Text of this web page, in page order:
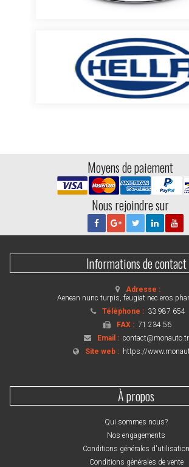
Moyens de paiement
Nous rejoindre sur
Informations de contact
Adresse :
Aenean nunc turpis, feugiat nec eros
Téléphone : 33 987 654
FAX :71 234 56
Email :
Site web : https://
À propos
Qui sommes nous?
Nos engagements
Conditions générales d'utilisation
Conditions générales de vente